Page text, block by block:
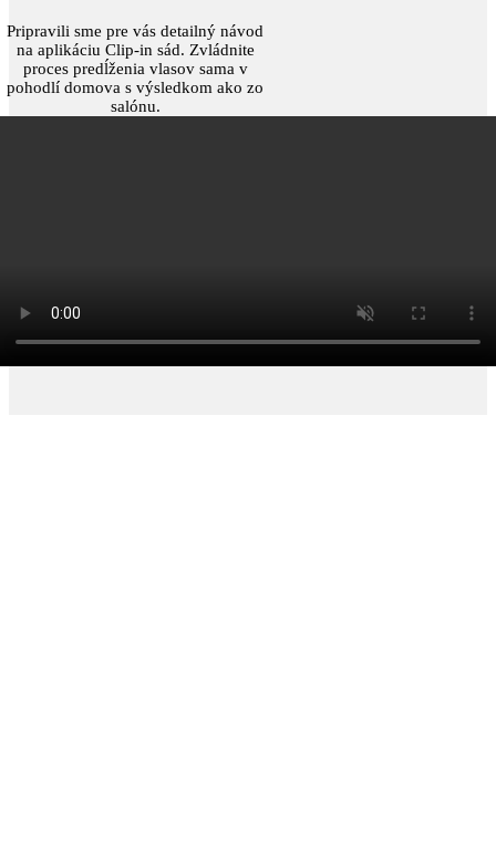
Pripravili sme pre vás detailný návod
na aplikáciu Clip-in sád. Zvládnite
proces predĺženia vlasov sama v
pohodlí domova s výsledkom ako zo
salónu.